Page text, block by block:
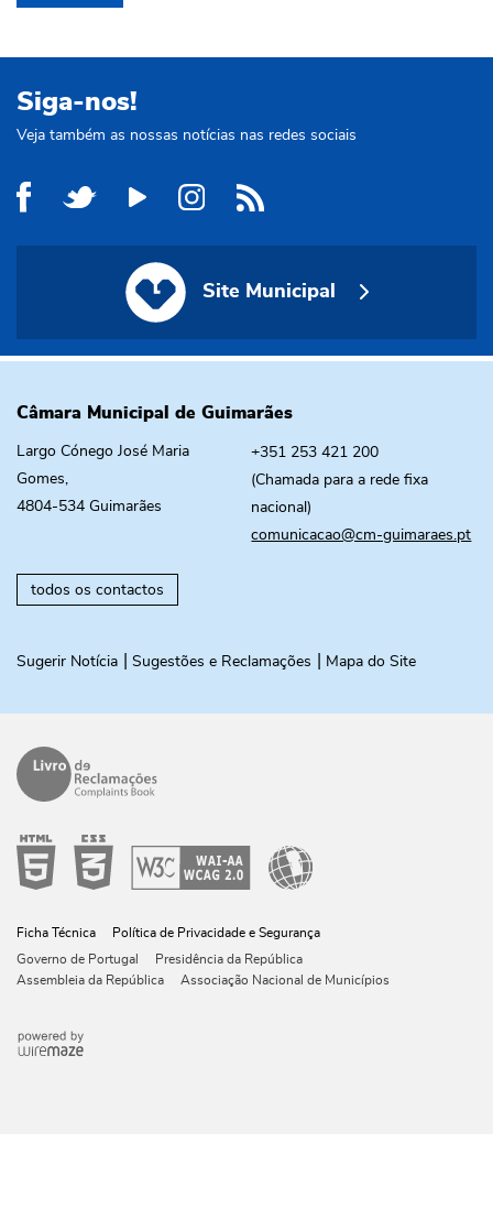
Siga-nos!
Veja também as nossas notícias nas redes sociais
Site Municipal
Câmara Municipal de Guimarães
Largo Cónego José Maria
Gomes,
4804-534 Guimarães
+351 253 421 200
(Chamada para a rede fixa
nacional)
comunicacao@cm-guimaraes.pt
todos os contactos
Sugerir Notícia Sugestões e Reclamações Mapa do Site
Ficha Técnica
Política de Privacidade e Segurança
Governo de Portugal
Presidência da República
Assembleia da República
Associação Nacional de Municípios